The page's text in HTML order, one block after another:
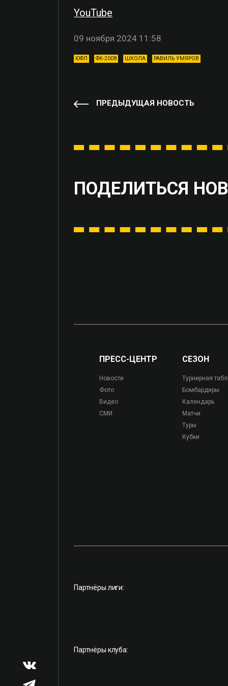
YouTube
09 ноября 2024 11:58
ЮФЛ ФК-2008 ШКОЛА РАВИЛЬ УМЯРОВ
ПРЕДЫДУЩАЯ НОВОСТЬ
ПОДЕЛИТЬСЯ
ПРЕСС-ЦЕНТР
Новости
Фото
Видео
СМИ
СЕЗОН
Турнирная
Бомбардиры
Календарь
Матчи
Туры
Кубки
Партнёры лиги:
Партнёры клуба: